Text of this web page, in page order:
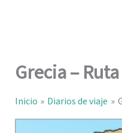
Grecia – Ruta
Inicio Diarios de viaje